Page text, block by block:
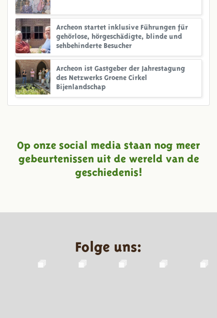
Archeon startet inklusive Führungen für
gehörlose, hörgeschädigte, blinde und
sehbehinderte Besucher
Archeon ist Gastgeber der Jahrestagung
des Netzwerks Groene Cirkel
Bijenlandschap
Op onze social media staan nog meer
gebeurtenissen uit de wereld van de
geschiedenis!
Folge uns: